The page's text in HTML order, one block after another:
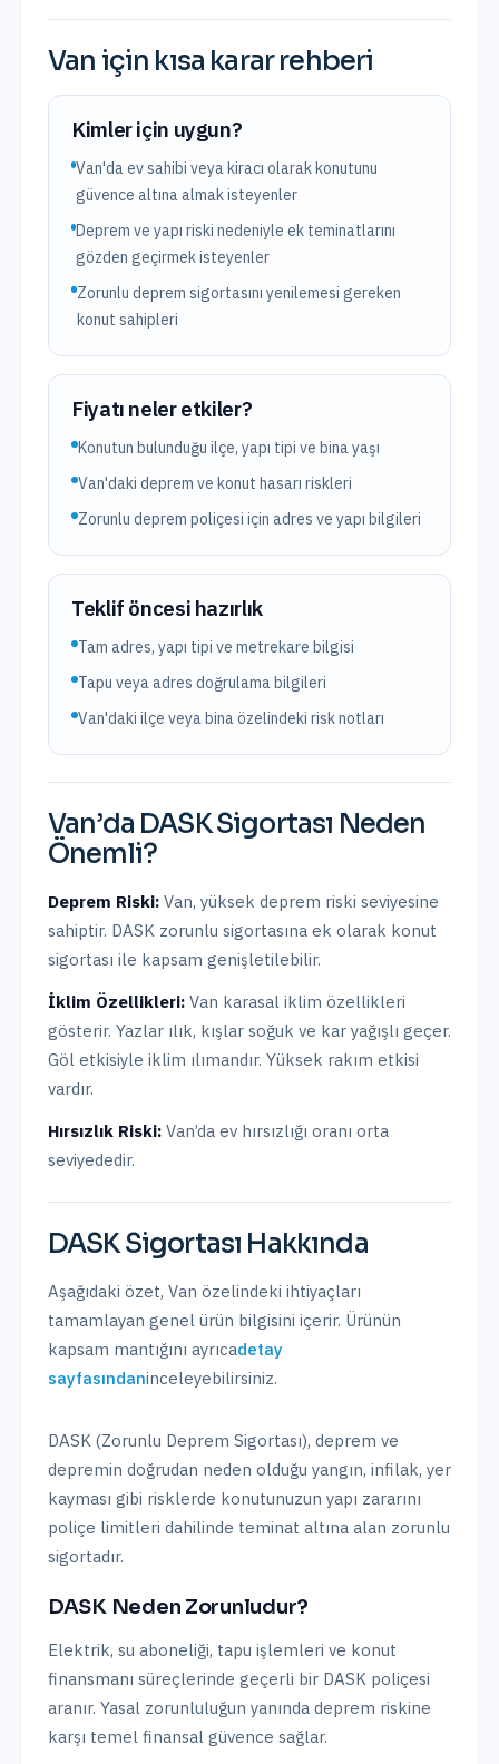
Van için kısa karar rehberi
Kimler için uygun?
Van'da ev sahibi veya kiracı olarak konutunu
güvence altına almak isteyenler
Deprem ve yapı riski nedeniyle ek teminatlarını
gözden geçirmek isteyenler
Zorunlu deprem sigortasını yenilemesi gereken
konut sahipleri
Fiyatı neler etkiler?
Konutun bulunduğu ilçe, yapı tipi ve bina yaşı
Van'daki deprem ve konut hasarı riskleri
Zorunlu deprem poliçesi için adres ve yapı bilgileri
Teklif öncesi hazırlık
Tam adres, yapı tipi ve metrekare bilgisi
Tapu veya adres doğrulama bilgileri
Van'daki ilçe veya bina özelindeki risk notları
Van’da DASK Sigortası Neden
Önemli?
Deprem Riski: Van, yüksek deprem riski seviyesine
sahiptir. DASK zorunlu sigortasına ek olarak konut
sigortası ile kapsam genişletilebilir.
İklim Özellikleri: Van karasal iklim özellikleri
gösterir. Yazlar ılık, kışlar soğuk ve kar yağışlı geçer.
Göl etkisiyle iklim ılımandır. Yüksek rakım etkisi
vardır.
Hırsızlık Riski: Van’da ev hırsızlığı oranı orta
seviyededir.
DASK Sigortası Hakkında
Aşağıdaki özet, Van özelindeki ihtiyaçları
tamamlayan genel ürün bilgisini içerir. Ürünün
kapsam mantığını ayrıcadetay
sayfasındaninceleyebilirsiniz.
DASK (Zorunlu Deprem Sigortası), deprem ve
depremin doğrudan neden olduğu yangın, infilak, yer
kayması gibi risklerde konutunuzun yapı zararını
poliçe limitleri dahilinde teminat altına alan zorunlu
sigortadır.
DASK Neden Zorunludur?
Elektrik, su aboneliği, tapu işlemleri ve konut
finansmanı süreçlerinde geçerli bir DASK poliçesi
aranır. Yasal zorunluluğun yanında deprem riskine
karşı temel finansal güvence sağlar.